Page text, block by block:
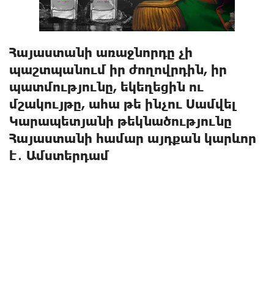
Հայաստանի առաջնորդը չի
պաշտպանում իր ժողովրդին, իր
պատմությունը, եկեղեցին ու
մշակույթը, ահա թե ինչու Սամվել
Կարապետյանի թեկնածությունը
Հայաստանի համար այդքան կարևոր
է․ Ամստերդամ